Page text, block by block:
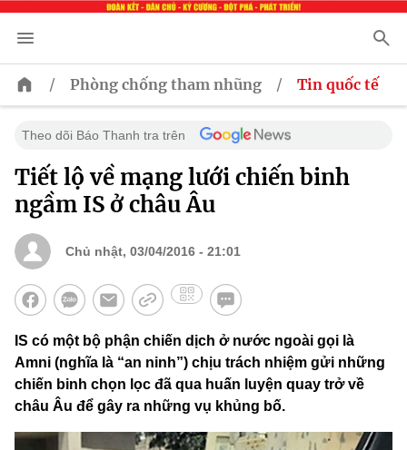
/ Phòng chống tham nhũng / Tin quốc tế
Theo dõi Báo Thanh tra trên
Tiết lộ về mạng lưới chiến binh
ngầm IS ở châu Âu
Chủ nhật, 03/04/2016 - 21:01
IS có một bộ phận chiến dịch ở nước ngoài gọi là
Amni (nghĩa là “an ninh”) chịu trách nhiệm gửi những
chiến binh chọn lọc đã qua huấn luyện quay trở về
châu Âu để gây ra những vụ khủng bố.